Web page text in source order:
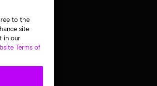
to the
site
in our
Terms of